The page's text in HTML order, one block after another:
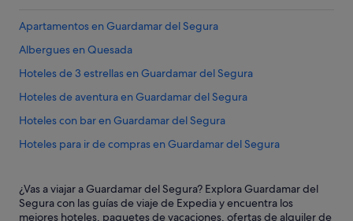
Apartamentos en Guardamar del Segura
Albergues en Quesada
Hoteles de 3 estrellas en Guardamar del Segura
Hoteles de aventura en Guardamar del Segura
Hoteles con bar en Guardamar del Segura
Hoteles para ir de compras en Guardamar del Segura
Hoteles con gimnasio en Guardamar del Segura
Pensiones en Guardamar del Segura
¿Vas a viajar a Guardamar del Segura? Explora Guardamar del
Segura con las guías de viaje de Expedia y encuentra los
mejores hoteles, paquetes de vacaciones, ofertas de alquiler de